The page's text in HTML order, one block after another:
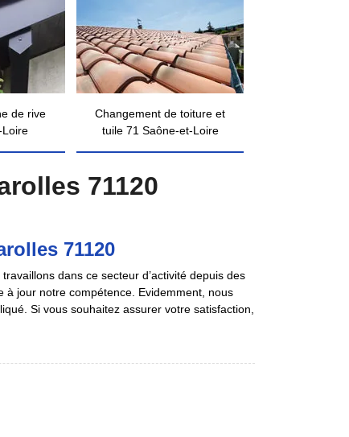
de rive
Changement de toiture et
tuile 71 Saône-et-Loire
71120
71120
dans ce secteur d’activité depuis des
à jour notre compétence. Evidemment, nous
Si vous souhaitez assurer votre satisfaction,